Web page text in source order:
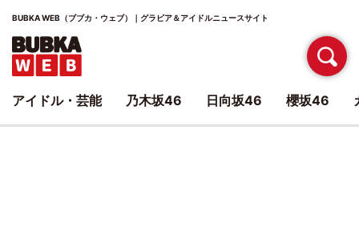
BUBKA WEB（ブブカ・ウェブ）｜グラビア＆アイドルニュースサイト
アイドル・芸能 乃木坂46 日向坂46 櫻坂46